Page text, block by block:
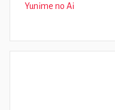
Yunime no Ai